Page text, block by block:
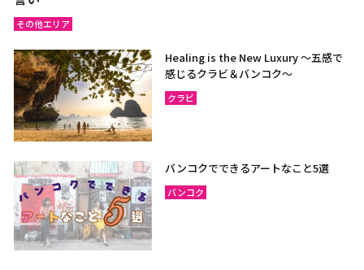
その他エリア
Healing is the New Luxury ～五感で
感じるクラビ＆バンコク～
クラビ
バンコクでできるアートなこと5選
バンコク